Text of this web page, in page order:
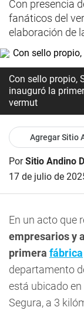
Con presencia
fanáticos del
elaboración de
Con sello propio,
inauguró la
vermut
Agregar Sitio
PorSitio Andino
17 de julio de
En un acto que
empresarios y
primera fábrica
departamento
está ubicado en
Segura, a 3